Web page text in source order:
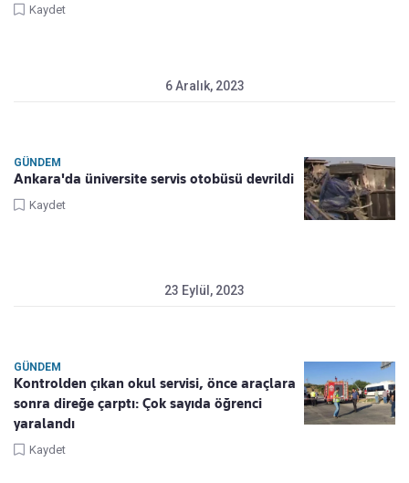
Kaydet
6 Aralık, 2023
GÜNDEM
Ankara'da üniversite servis otobüsü devrildi
Kaydet
23 Eylül, 2023
GÜNDEM
Kontrolden çıkan okul servisi, önce araçlara
sonra direğe çarptı: Çok sayıda öğrenci
yaralandı
Kaydet